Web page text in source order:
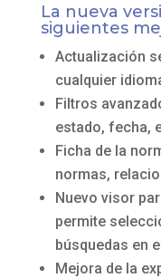
La nueva
siguientes
Actualización
cualquier
Filtros
estado, fecha,
Ficha de la
normas,
Nuevo visor
permite
búsquedas en
Mejora de la